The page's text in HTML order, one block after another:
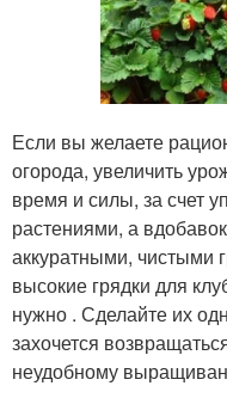
Если вы желаете
огорода, увеличить
время и силы, за счет
растениями, а
аккуратными, чистыми
высокие грядки для
нужно . Сделайте их
захочется
неудобному